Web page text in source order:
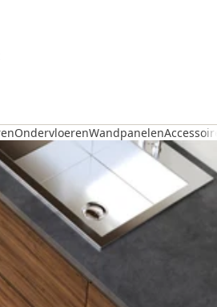
OndervloerenWandpanelen